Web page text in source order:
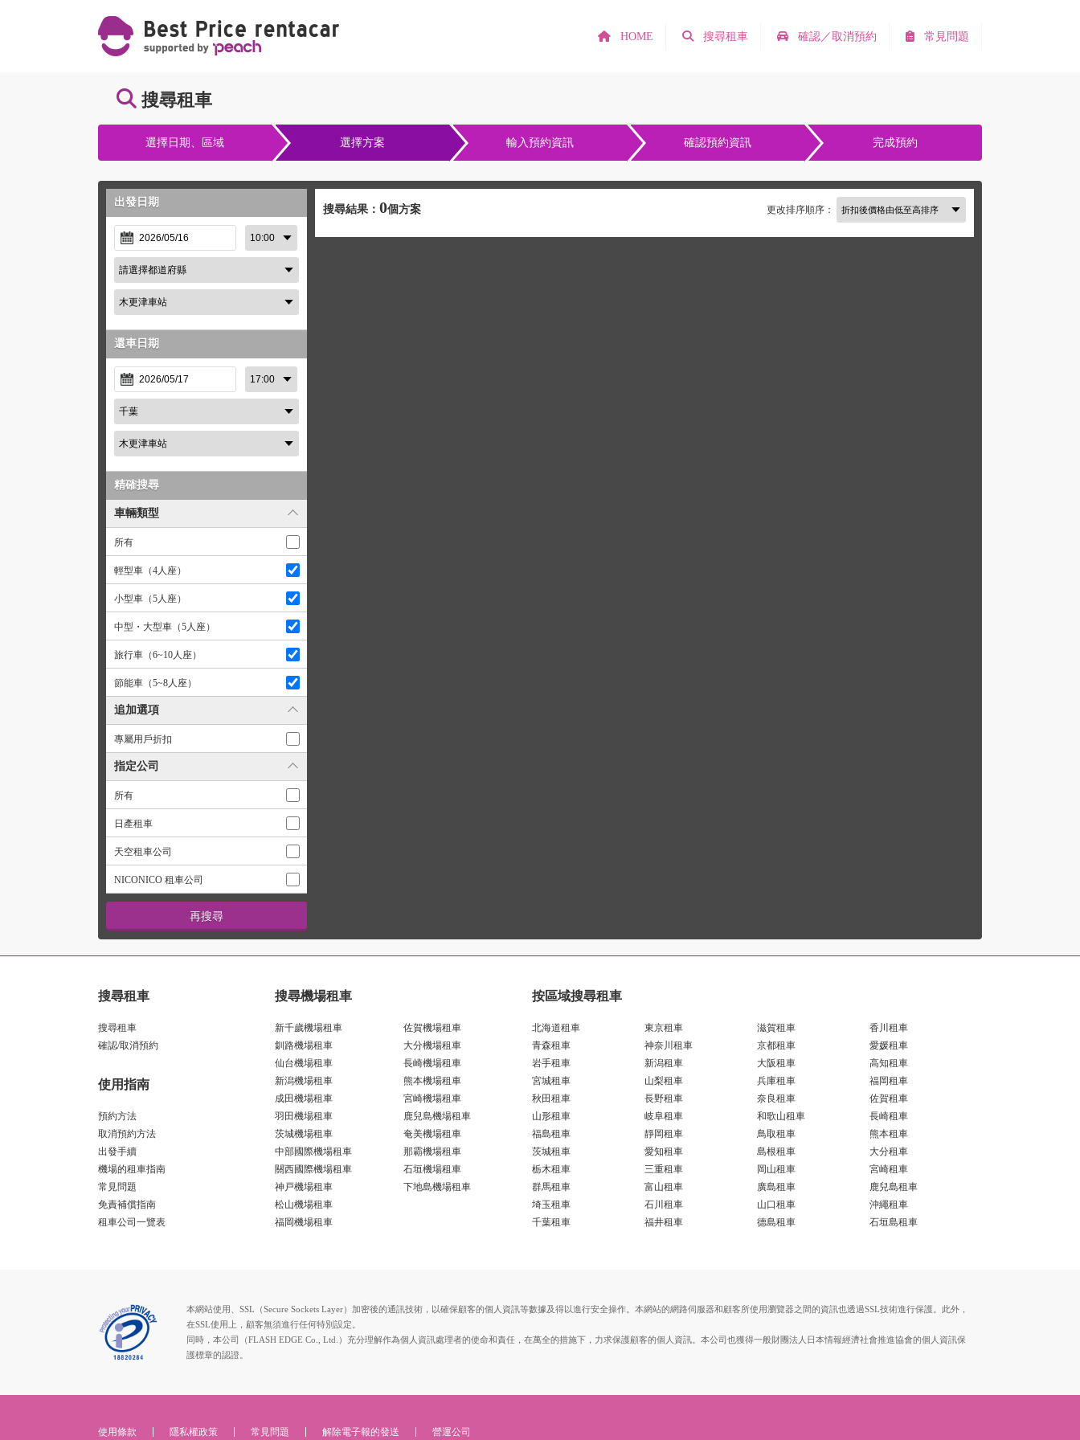
常見問題
確認／取消預約
搜尋租車
HOME
搜尋租車
選擇日期、區域 選擇方案 輸入預約資訊 確認預約資訊 完成預約
出發日期
還車日期
精確搜尋
車輛類型
所有
輕型車（4人座）
小型車（5人座）
中型・大型車（5人座）
旅行車（6~10人座）
節能車（5~8人座）
追加選項
專屬用戶折扣
指定公司
所有
日產租車
天空租車公司
NICONICO 租車公司
搜尋結果： 0個方案 更改排序順序：
搜尋租車
搜尋租車
確認/取消預約
使用指南
預約方法
取消預約方法
出發手續
機場的租車指南
常見問題
免責補償指南
租車公司一覽表
搜尋機場租車
新千歲機場租車
釧路機場租車
仙台機場租車
新潟機場租車
成田機場租車
羽田機場租車
茨城機場租車
中部國際機場租車
關西國際機場租車
神戸機場租車
松山機場租車
福岡機場租車
佐賀機場租車
大分機場租車
長崎機場租車
熊本機場租車
宮崎機場租車
鹿兒島機場租車
奄美機場租車
那霸機場租車
石垣機場租車
下地島機場租車
按區域搜尋租車
北海道租車
青森租車
岩手租車
宮城租車
秋田租車
山形租車
福島租車
茨城租車
栃木租車
群馬租車
埼玉租車
千葉租車
東京租車
神奈川租車
新潟租車
山梨租車
長野租車
岐阜租車
靜岡租車
愛知租車
三重租車
富山租車
石川租車
福井租車
滋賀租車
京都租車
大阪租車
兵庫租車
奈良租車
和歌山租車
鳥取租車
島根租車
岡山租車
廣島租車
山口租車
德島租車
香川租車
愛媛租車
高知租車
福岡租車
佐賀租車
長崎租車
熊本租車
大分租車
宮崎租車
鹿兒島租車
沖繩租車
石垣島租車
本網站使用、SSL（Secure Sockets Layer）加密後的通訊技術，以確保顧客的個人資訊等數據及得以進行安全操作。本網站的網路伺服器和顧客所使用瀏覽器之間的資訊也透過SSL技術進行保護。此外，
在SSL使用上，顧客無須進行任何特別設定。
同時，本公司（FLASH EDGE Co., Ltd.）充分理解作為個人資訊處理者的使命和責任，在萬全的措施下，力求保護顧客的個人資訊。本公司也獲得一般財團法人日本情報經濟社會推進協會的個人資訊保
護標章的認證。
使用條款 隱私權政策 常見問題 解除電子報的發送 營運公司